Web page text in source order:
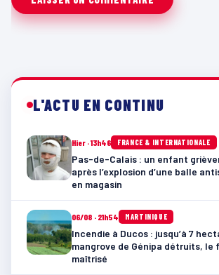
L'ACTU EN CONTINU
Hier · 13h46 FRANCE & INTERNATIONALE
Pas-de-Calais : un enfant
après l’explosion d’une balle
en magasin
06/08 · 21h54 MARTINIQUE
Incendie à Ducos : jusqu’à 7
mangrove de Génipa détruits, le
maîtrisé